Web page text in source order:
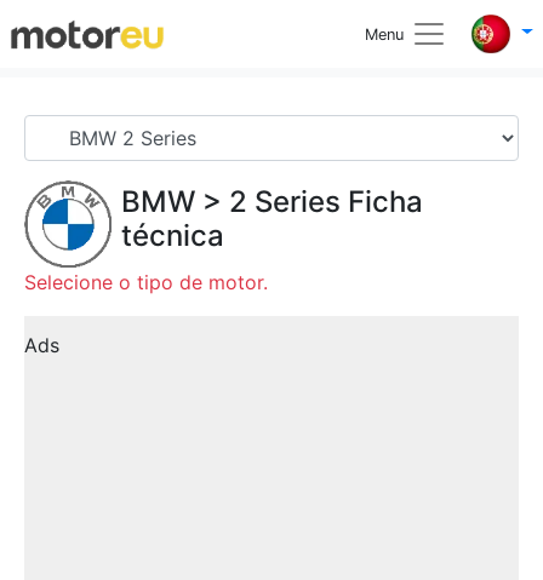
Menu
BMW > 2 Series Ficha
técnica
Selecione o tipo de motor.
Ads